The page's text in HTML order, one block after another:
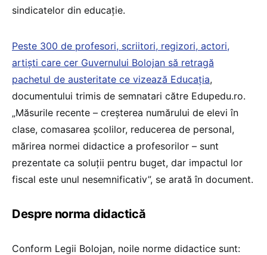
sindicatelor din educație.
Peste 300 de profesori, scriitori, regizori, actori,
artiști care cer Guvernului Bolojan să retragă
pachetul de austeritate ce vizează Educația,
documentului trimis de semnatari către Edupedu.ro.
„Măsurile recente – creșterea numărului de elevi în
clase, comasarea școlilor, reducerea de personal,
mărirea normei didactice a profesorilor – sunt
prezentate ca soluții pentru buget, dar impactul lor
fiscal este unul nesemnificativ”, se arată în document.
Despre norma didactică
Conform Legii Bolojan, noile norme didactice sunt: